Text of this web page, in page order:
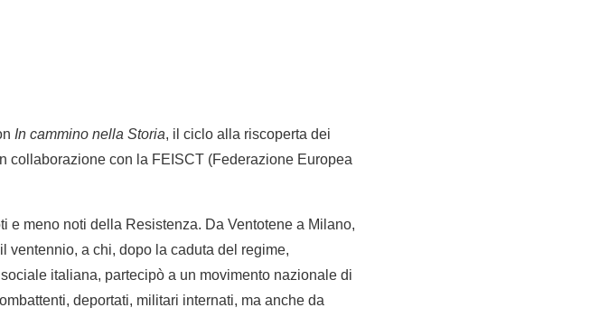
In cammino nella Storia, il ciclo alla riscoperta dei
collaborazione con la FEISCT (Federazione Europea
e meno noti della Resistenza. Da Ventotene a Milano,
ventennio, a chi, dopo la caduta del regime,
italiana, partecipò a un movimento nazionale di
deportati, militari internati, ma anche da